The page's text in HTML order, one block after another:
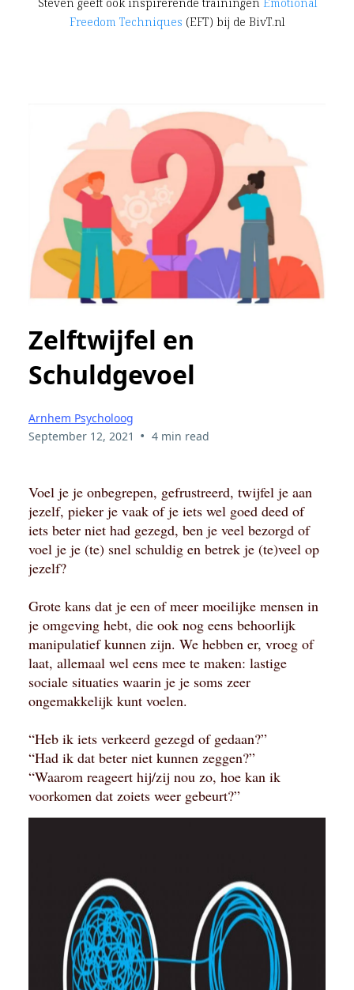
Freedom Techniques (EFT) bij de BivT.nl
Zelftwijfel en
Schuldgevoel
Arnhem Psycholoog
September 12, 2021 • 4 min read
Voel je je onbegrepen, gefrustreerd, twijfel je aan
jezelf, pieker je vaak of je iets wel goed deed of
iets beter niet had gezegd, ben je veel bezorgd of
voel je je (te) snel schuldig en betrek je (te)veel op
jezelf?
Grote kans dat je een of meer moeilijke mensen in
je omgeving hebt, die ook nog eens behoorlijk
manipulatief kunnen zijn. We hebben er, vroeg of
laat, allemaal wel eens mee te maken: lastige
sociale situaties waarin je je soms zeer
ongemakkelijk kunt voelen.
“Heb ik iets verkeerd gezegd of gedaan?”
“Had ik dat beter niet kunnen zeggen?”
“Waarom reageert hij/zij nou zo, hoe kan ik
voorkomen dat zoiets weer gebeurt?”